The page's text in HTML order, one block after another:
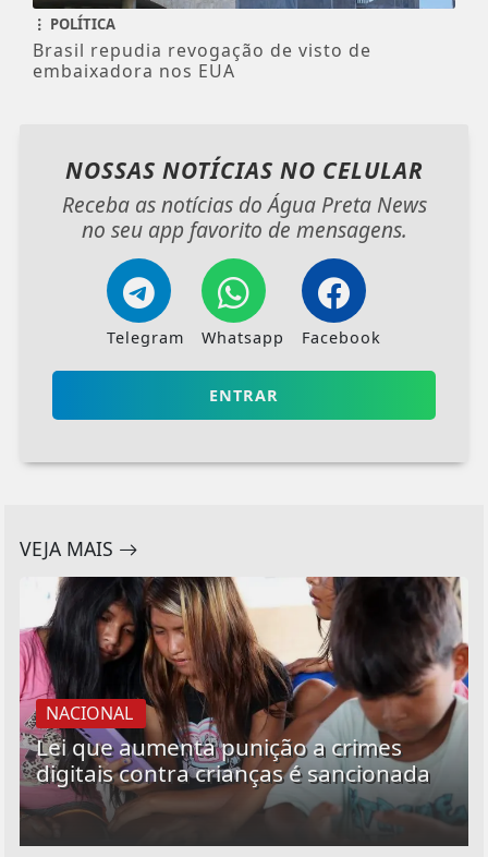
POLÍTICA
Brasil repudia revogação de visto de
embaixadora nos EUA
NOSSAS NOTÍCIAS NO CELULAR
Receba as notícias do Água Preta News
no seu app favorito de mensagens.
Telegram Whatsapp Facebook
ENTRAR
VEJA MAIS
NACIONAL
Lei que aumenta punição a crimes
digitais contra crianças é sancionada